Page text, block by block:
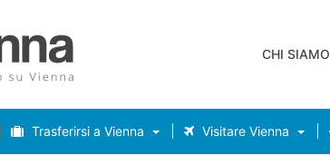
CHI SIAMO
Trasferirsi a Vienna Visitare Vienna